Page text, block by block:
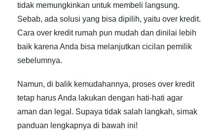
tidak memungkinkan untuk membeli langsung.
Sebab, ada solusi yang bisa dipilih, yaitu over kredit.
Cara over kredit rumah pun mudah dan dinilai lebih
baik karena Anda bisa melanjutkan cicilan pemilik
sebelumnya.
Namun, di balik kemudahannya, proses over kredit
tetap harus Anda lakukan dengan hati-hati agar
aman dan legal. Supaya tidak salah langkah, simak
panduan lengkapnya di bawah ini!